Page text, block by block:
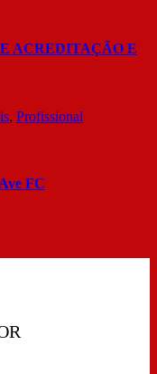
ACREDITAÇÃO E
, Profissional
FC